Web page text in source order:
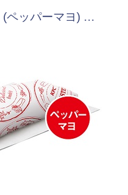
(ペッパーマヨ) …